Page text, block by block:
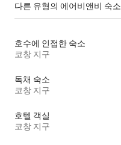
다른 유형의 에어비앤비 숙소
호수에 인접한 숙소
코창 지구
독채 숙소
코창 지구
호텔 객실
코창 지구